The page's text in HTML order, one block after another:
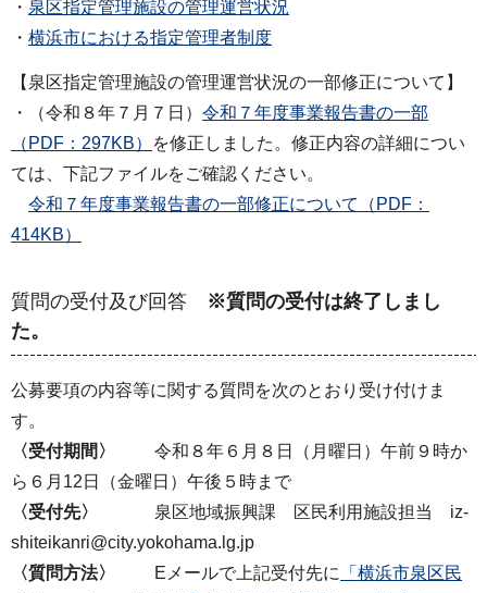
・ 泉区指定管理施設の管理運営状況
・ 横浜市における指定管理者制度
【泉区指定管理施設の管理運営状況の一部修正について】
・（令和８年７月７日） 令和７年度事業報告書の一部
（PDF：297KB）
を修正しました。修正内容の詳細につい
ては、下記ファイルをご確認ください。
令和７年度事業報告書の一部修正について（PDF：
414KB）
質問の受付及び回答 ※質問の受付は終了しまし
た。
公募要項の内容等に関する質問を次のとおり受け付けま
す。
〈受付期間〉
令和８年６月８日（月曜日）午前９時か
ら６月12日（金曜日）午後５時まで
〈受付先〉
泉区地域振興課 区民利用施設担当 iz-
shiteikanri@city.yokohama.lg.jp
〈質問方法〉
Eメールで上記受付先に
「横浜市泉区民